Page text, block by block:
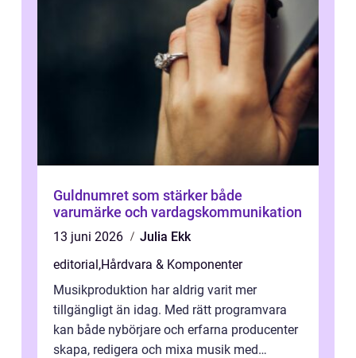
Guldnumret som stärker både
varumärke och vardagskommunikation
13 juni 2026
Julia Ekk
editorial,Hårdvara & Komponenter
Musikproduktion har aldrig varit mer
tillgängligt än idag. Med rätt programvara
kan både nybörjare och erfarna producenter
skapa, redigera och mixa musik med